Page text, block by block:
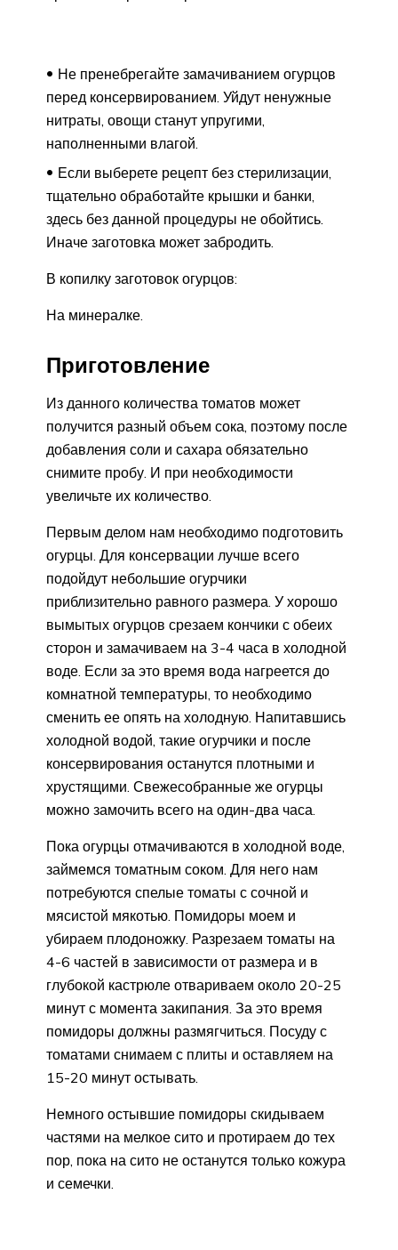
Не пренебрегайте замачиванием огурцов
перед консервированием. Уйдут ненужные
нитраты, овощи станут упругими,
наполненными влагой.
Если выберете рецепт без стерилизации,
тщательно обработайте крышки и банки,
здесь без данной процедуры не обойтись.
Иначе заготовка может забродить.
В копилку заготовок огурцов:
На минералке.
Приготовление
Из данного количества томатов может
получится разный объем сока, поэтому после
добавления соли и сахара обязательно
снимите пробу. И при необходимости
увеличьте их количество.
Первым делом нам необходимо подготовить
огурцы. Для консервации лучше всего
подойдут небольшие огурчики
приблизительно равного размера. У хорошо
вымытых огурцов срезаем кончики с обеих
сторон и замачиваем на 3-4 часа в холодной
воде. Если за это время вода нагреется до
комнатной температуры, то необходимо
сменить ее опять на холодную. Напитавшись
холодной водой, такие огурчики и после
консервирования останутся плотными и
хрустящими. Свежесобранные же огурцы
можно замочить всего на один-два часа.
Пока огурцы отмачиваются в холодной воде,
займемся томатным соком. Для него нам
потребуются спелые томаты с сочной и
мясистой мякотью. Помидоры моем и
убираем плодоножку. Разрезаем томаты на
4-6 частей в зависимости от размера и в
глубокой кастрюле отвариваем около 20-25
минут с момента закипания. За это время
помидоры должны размягчиться. Посуду с
томатами снимаем с плиты и оставляем на
15-20 минут остывать.
Немного остывшие помидоры скидываем
частями на мелкое сито и протираем до тех
пор, пока на сито не останутся только кожура
и семечки.